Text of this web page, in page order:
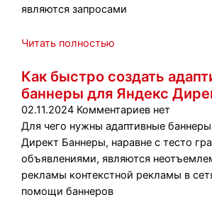
являются запросами
Читать полностью
Как быстро создать
баннеры для Яндекс
02.11.2024 Комментариев нет
Для чего нужны адаптивные
Директ Баннеры, наравне с тесто
объявлениями, являются
рекламы контекстной рекламы в
помощи баннеров